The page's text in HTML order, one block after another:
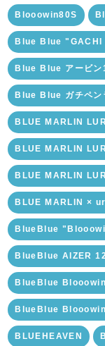
Blooowin80S
Blue Blue "GACHI
Blue Blue アービン
Blue Blue ガチペン
BLUE MARLIN
BLUE MARLIN
BLUE MARLIN
BLUE MARLIN ×
BlueBlue
BlueBlue AIZER
BlueBlue
BlueBlue
BLUEHEAVEN